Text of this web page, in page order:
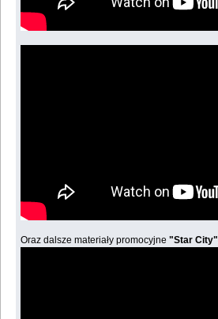
Oraz dalsze materiały promocyjne"Star City"